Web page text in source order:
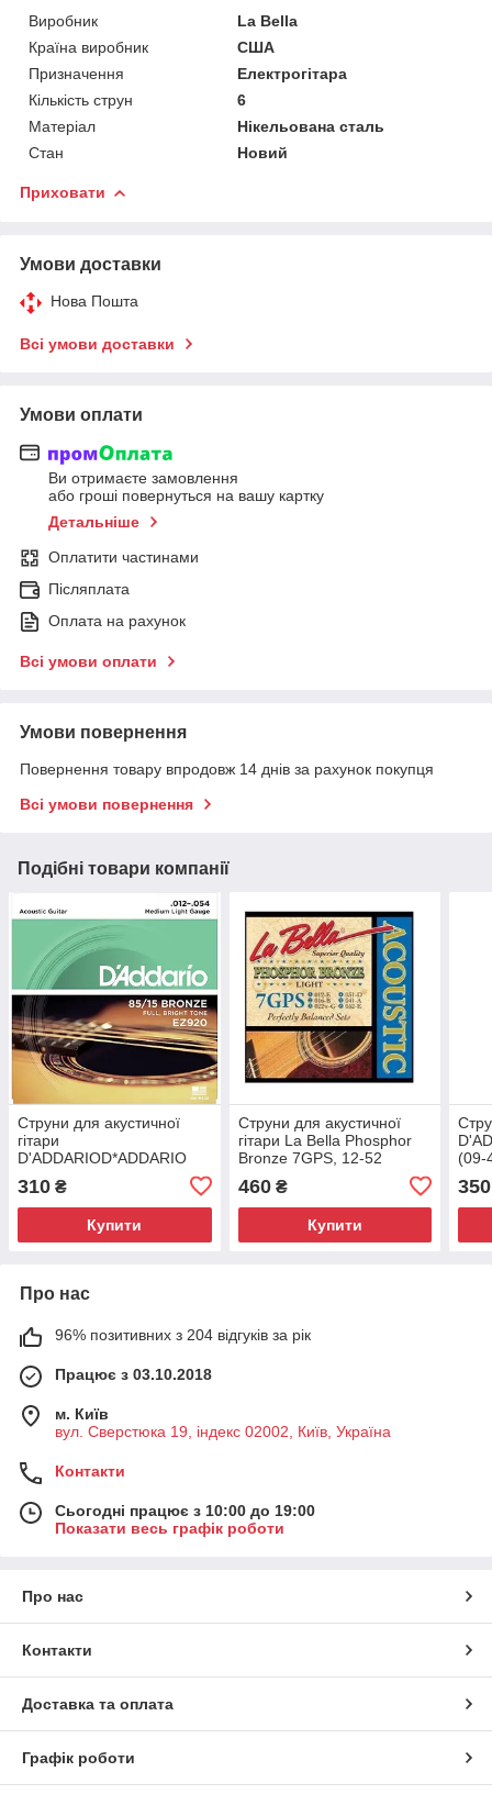
Виробник
La Bella
Країна виробник
США
Призначення
Електрогітара
Кількість струн
6
Матеріал
Нікельована сталь
Стан
Новий
Приховати
Умови доставки
Нова Пошта
Всі умови доставки
Умови оплати
Ви отримаєте замовлення
або гроші повернуться на вашу картку
Детальніше
Оплатити частинами
Післяплата
Оплата на рахунок
Всі умови оплати
Умови повернення
Повернення товару впродовж 14 днів за рахунок покупця
Всі умови повернення
Подібні товари компанії
Струни для акустичної
гітари
D'ADDARIOD*ADDARIO
310 ₴
Купити
Струни для акустичної
гітари La Bella Phosphor
Bronze 7GPS, 12-52
460₴
Купити
(09-
350
Про нас
96% позитивних з 204 відгуків за рік
Працює з 03.10.2018
м. Київ
вул. Сверстюка 19, індекс 02002, Київ, Україна
Контакти
Сьогодні працює з 10:00 до 19:00
Показати весь графік роботи
Про нас
Контакти
Доставка та оплата
Графік роботи